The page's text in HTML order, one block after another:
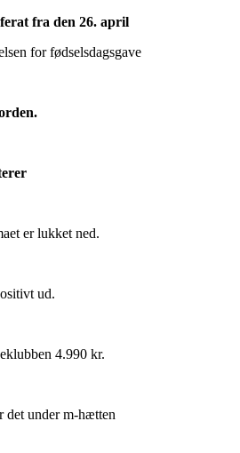
fra den 26. april
for fødselsdagsgave
er lukket ned.
ud.
4.990 kr.
under m-hætten